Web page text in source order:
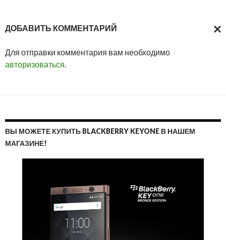
ДОБАВИТЬ КОММЕНТАРИЙ
Для отправки комментария вам необходимо
авторизоваться
ВЫ МОЖЕТЕ КУПИТЬ BLACKBERRY KEYONE В НАШЕМ
МАГАЗИНЕ!